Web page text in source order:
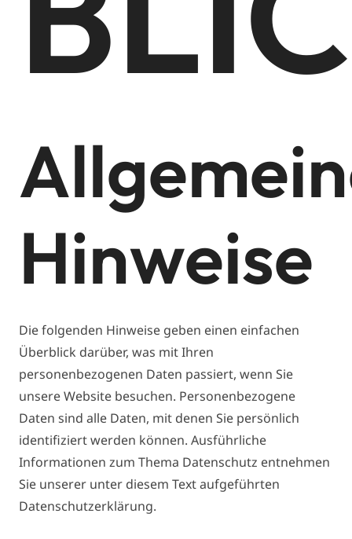
Hinweise
Die folgenden Hinweise geben einen einfachen
Überblick darüber, was mit Ihren
personenbezogenen Daten passiert, wenn Sie
unsere Website besuchen. Personenbezogene
Daten sind alle Daten, mit denen Sie persönlich
identifiziert werden können. Ausführliche
Informationen zum Thema Datenschutz entnehmen
Sie unserer unter diesem Text aufgeführten
Datenschutzerklärung.